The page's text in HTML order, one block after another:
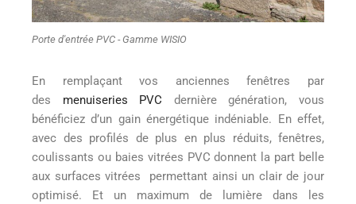
Porte d'entrée PVC - Gamme WISIO
En remplaçant vos anciennes fenêtres par
des menuiseries PVC dernière génération, vous
bénéficiez d’un gain énergétique indéniable. En effet,
avec des profilés de plus en plus réduits, fenêtres,
coulissants ou baies vitrées PVC donnent la part belle
aux surfaces vitrées permettant ainsi un clair de jour
optimisé. Et un maximum de lumière dans les